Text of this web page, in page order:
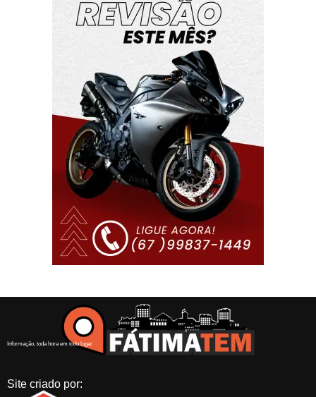
Informação, toda hora em todo lugar
Site criado por: